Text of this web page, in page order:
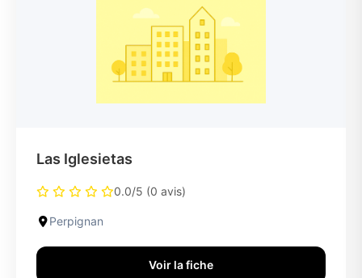
Las Iglesietas
0.0/5 (0 avis)
Perpignan
Voir la fiche